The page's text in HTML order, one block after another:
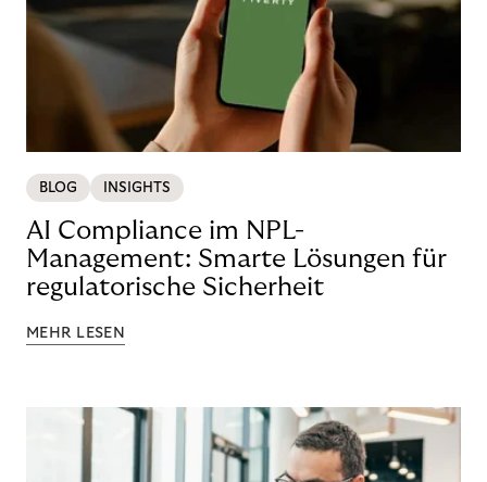
BLOG INSIGHTS
AI Compliance im NPL-
Management: Smarte Lösungen für
regulatorische Sicherheit
MEHR LESEN